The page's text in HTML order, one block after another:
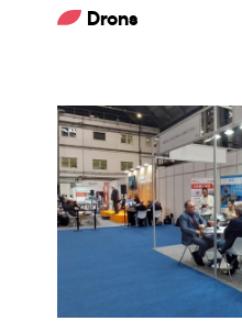
Drons